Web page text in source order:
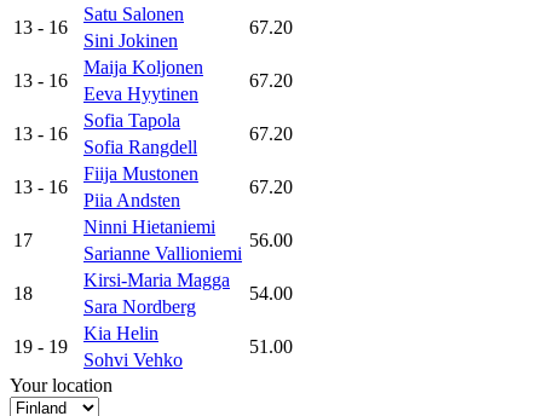
13 - 16
Satu Salonen
67.20
Sini Jokinen
13 - 16
Maija Koljonen
67.20
Eeva Hyytinen
13 - 16
Sofia Tapola
67.20
Sofia Rangdell
13 - 16
Fiija Mustonen
67.20
Piia Andsten
17
Ninni Hietaniemi
56.00
Sarianne Vallioniemi
18
Kirsi-Maria Magga
54.00
Sara Nordberg
19 - 19
Kia Helin
51.00
Sohvi Vehko
Your location